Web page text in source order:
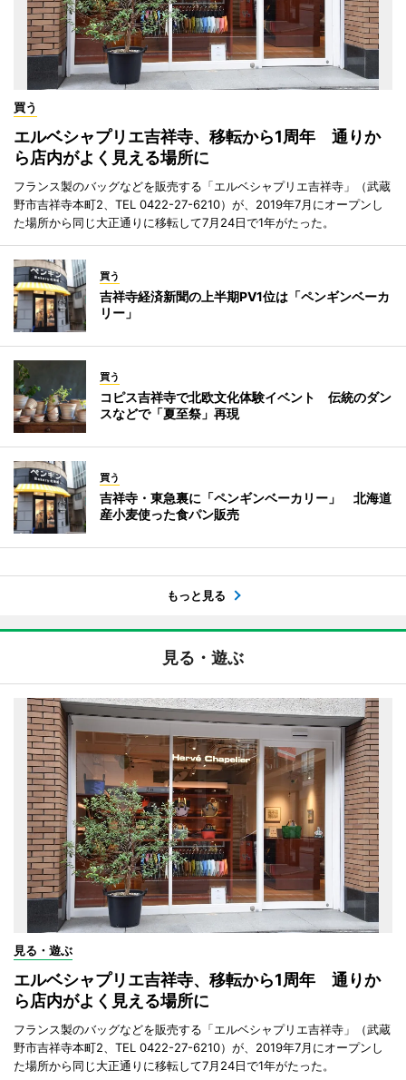
買う
エルベシャプリエ吉祥寺、移転から1周年 通りか
ら店内がよく見える場所に
フランス製のバッグなどを販売する「エルベシャプリエ吉祥寺」（武蔵
野市吉祥寺本町2、TEL 0422-27-6210）が、2019年7月にオープンし
た場所から同じ大正通りに移転して7月24日で1年がたった。
買う
吉祥寺経済新聞の上半期PV1位は「ペンギンベーカ
リー」
買う
コピス吉祥寺で北欧文化体験イベント 伝統のダン
スなどで「夏至祭」再現
買う
吉祥寺・東急裏に「ペンギンベーカリー」 北海道
産小麦使った食パン販売
もっと見る
見る・遊ぶ
見る・遊ぶ
エルベシャプリエ吉祥寺、移転から1周年 通りか
ら店内がよく見える場所に
フランス製のバッグなどを販売する「エルベシャプリエ吉祥寺」（武蔵
野市吉祥寺本町2、TEL 0422-27-6210）が、2019年7月にオープンし
た場所から同じ大正通りに移転して7月24日で1年がたった。